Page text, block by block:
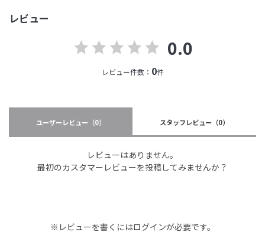
レビュー
0.0
レビュー件数： 0件
ユーザーレビュー （0） スタッフレビュー （0）
レビューはありません。
最初のカスタマーレビューを投稿してみませんか？
※レビューを書くにはログインが必要です。